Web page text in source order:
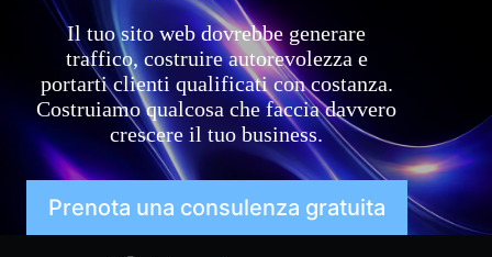
Il tuo sito web dovrebbe generare
traffico, costruire autorevolezza e
portarti clienti qualificati con costanza.
Costruiamo qualcosa che faccia davvero
crescere il tuo business.
Prenota una consulenza gratuita